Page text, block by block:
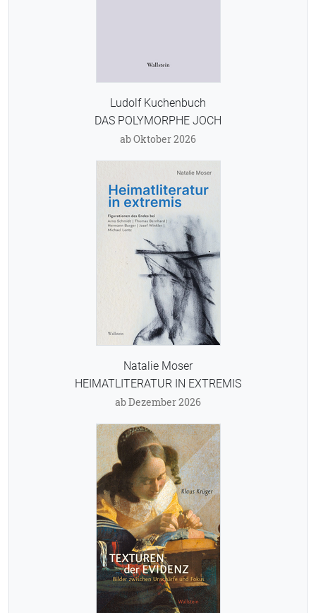
Ludolf Kuchenbuch
DAS POLYMORPHE JOCH
ab Oktober 2026
Natalie Moser
HEIMATLITERATUR IN EXTREMIS
ab Dezember 2026